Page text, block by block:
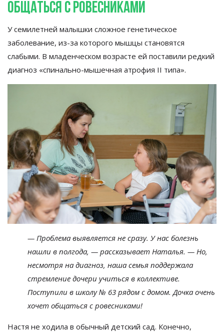
Общаться сровесниками
У семилетней малышки сложное генетическое
заболевание, из-за которого мышцы становятся
слабыми. В младенческом возрасте ей поставили редкий
диагноз «спинально-мышечная атрофия II типа».
— Проблема выявляется не сразу. У нас болезнь
нашли в полгода, — рассказывает Наталья. — Но,
несмотря на диагноз, наша семья поддержала
стремление дочери учиться в коллективе.
Поступили в школу№ 63 рядом с домом. Дочка очень
хочет общаться с ровесниками!
Настя не ходила в обычный детский сад. Конечно,